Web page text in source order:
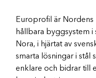
Europrofil är Nordens
hållbara byggsystem i
Nora, i hjärtat av
smarta lösningar i stål
enklare och bidrar till